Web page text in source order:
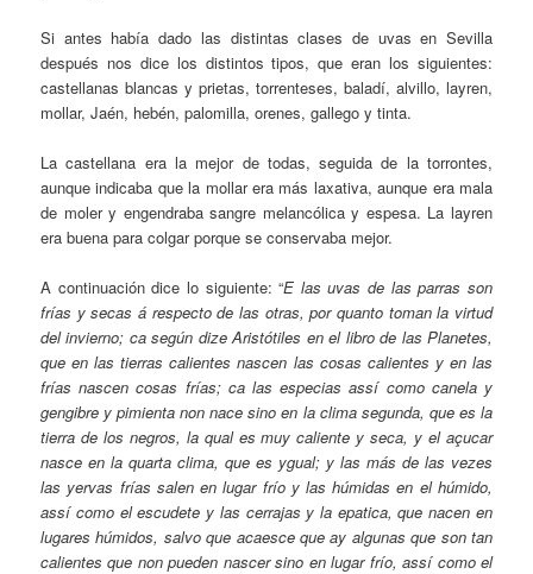
Si antes había dado las distintas clases de uvas en Sevilla
después nos dice los distintos tipos, que eran los siguientes:
castellanas blancas y prietas, torrenteses, baladí, alvillo, layren,
mollar, Jaén, hebén, palomilla, orenes, gallego y tinta.
La castellana era la mejor de todas, seguida de la torrontes,
aunque indicaba que la mollar era más laxativa, aunque era mala
de moler y engendraba sangre melancólica y espesa. La layren
era buena para colgar porque se conservaba mejor.
A continuación dice lo siguiente: “E las uvas de las parras son
frías y secas á respecto de las otras, por quanto toman la virtud
del invierno; ca según dize Aristótiles en el libro de las Planetes,
que en las tierras calientes nascen las cosas calientes y en las
frías nascen cosas frías; ca las especias assí como canela y
gengibre y pimienta non nace sino en la clima segunda, que es la
tierra de los negros, la qual es muy caliente y seca, y el açucar
nasce en la quarta clima, que es ygual; y las más de las vezes
las yervas frías salen en lugar frío y las húmidas en el húmido,
assí como el escudete y las cerrajas y la epatica, que nacen en
lugares húmidos, salvo que acaesce que ay algunas que son tan
calientes que non pueden nascer sino en lugar frío, assí como el